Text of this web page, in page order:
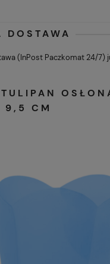
DOSTAWA
(InPost Paczkomat 24/7)
9,5 CM